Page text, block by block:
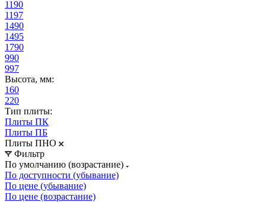
1190
1197
1490
1495
1790
990
997
Высота, мм:
160
220
Тип плиты:
Плиты ПК
Плиты ПБ
Плиты ПНО
Фильтр
По умолчанию (возрастание)
По доступности (убывание)
По цене (убывание)
По цене (возрастание)